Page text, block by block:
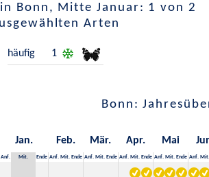
Bonn, Mitte Januar: 1 von 2
Arten
häufig 1
Bonn:
Jan. Feb. Mär. Apr. Mai
Anf. Mit. Ende Anf. Mit. Ende Anf. Mit. Ende Anf. Mit. Ende Anf. Mit. Ende Anf. Mit.